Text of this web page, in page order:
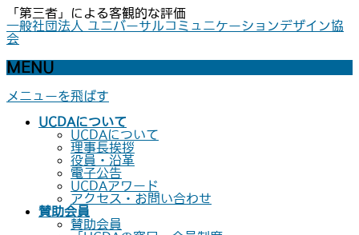
「第三者」による客観的な評価
一般社団法人 ユニバーサルコミュニケーションデザイン協
会
MENU
メニューを飛ばす
UCDAについて
UCDAについて
理事長挨拶
役員・沿革
電子公告
UCDAアワード
アクセス・お問い合わせ
賛助会員
賛助会員